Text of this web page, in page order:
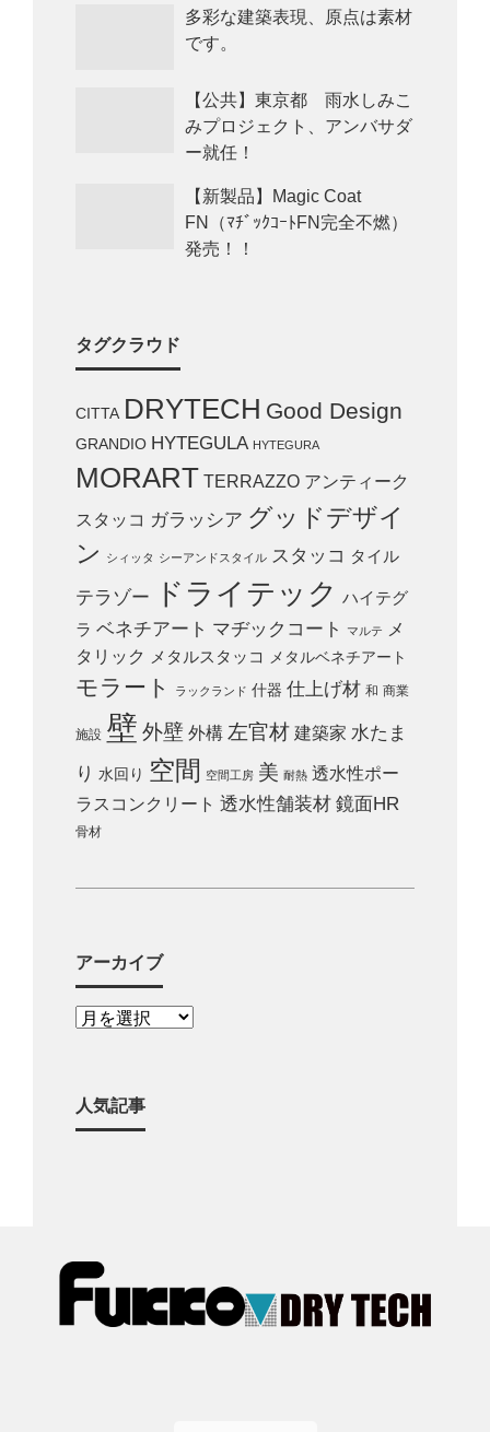
多彩な建築表現、原点は素材
です。
【公共】東京都 雨水しみこ
みプロジェクト、アンバサダ
ー就任！
【新製品】Magic Coat
FN（ﾏﾁﾞｯｸｺｰﾄFN完全不燃）
発売！！
タグクラウド
CITTA DRYTECH Good Design
GRANDIO HYTEGULA HYTEGURA
MORART TERRAZZO アンティーク
スタッコ ガラッシア グッドデザイ
ン
シィッタ シーアンドスタイル スタッコ タイル
テラゾー ドライテック ハイテグ
ラ ベネチアート マヂックコート マルテ
メ
タリック メタルスタッコ メタルベネチアート
モラート ラックランド 什器 仕上げ材 和 商業
施設 壁 外壁 外構 左官材 建築家 水たま
り 水回り 空間 空間工房 美 耐熱 透水性ポー
ラスコンクリート 透水性舗装材 鏡面HR
骨材
アーカイブ
人気記事